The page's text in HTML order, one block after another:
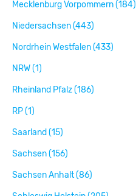
Mecklenburg Vorpommern (184)
Niedersachsen (443)
Nordrhein Westfalen (433)
NRW (1)
Rheinland Pfalz (186)
RP (1)
Saarland (15)
Sachsen (156)
Sachsen Anhalt (86)